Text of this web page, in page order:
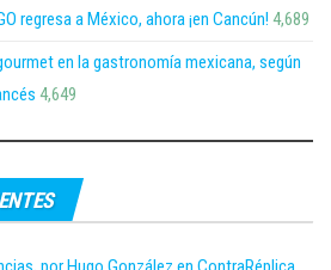
regresa a México, ahora ¡en Cancún! 4,689
en la gastronomía mexicana, según
4,649